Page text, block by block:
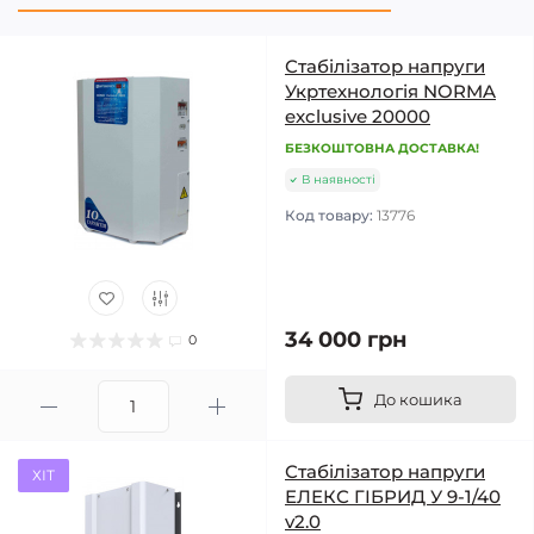
0
Стабілізатор напруги
Укртехнологія NORMA
exclusive 20000
БЕЗКОШТОВНА ДОСТАВКА!
В наявності
Код товару: 13776
34 000 грн
До кошика
ХІТ
Стабілізатор напруги
ЕЛЕКС ГІБРИД У 9-1/40
v2.0